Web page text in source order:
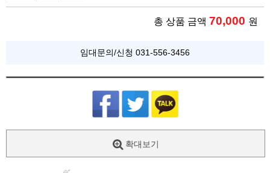
총 상품 금액 70,000 원
임대문의/신청 031-556-3456
확대보기